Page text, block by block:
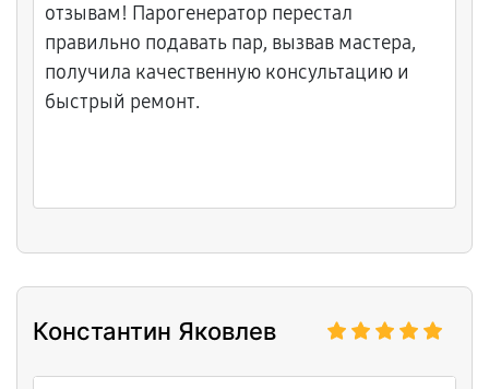
отзывам! Парогенератор перестал
правильно подавать пар, вызвав мастера,
получила качественную консультацию и
быстрый ремонт.
Константин Яковлев